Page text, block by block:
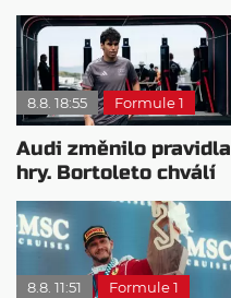
8.8. 18:55 Formule 1
Audi změnilo pravidla
hry. Bortoleto chválí
nový tým i jeho
mentalitu
8.8. 11:51 Formule 1